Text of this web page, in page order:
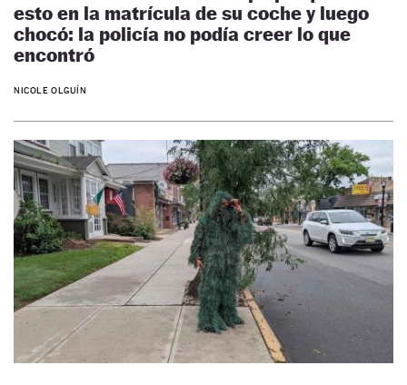
esto en la matrícula de su coche y luego
chocó: la policía no podía creer lo que
encontró
NICOLE OLGUÍN